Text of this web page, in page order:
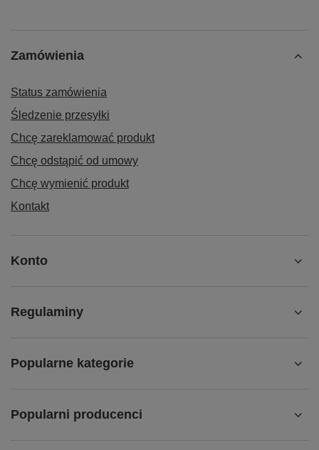
Zamówienia
Status zamówienia
Śledzenie przesyłki
Chcę zareklamować produkt
Chcę odstąpić od umowy
Chcę wymienić produkt
Kontakt
Konto
Regulaminy
Popularne kategorie
Popularni producenci